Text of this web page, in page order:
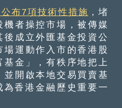
布7項技術性措施 ，堵
者操控市場，被傳媒
成立外匯基金投資公
運動作入市的香港股
金」，有秩序地把上
開啟本地交易買賣基
香港金融歷史重要一